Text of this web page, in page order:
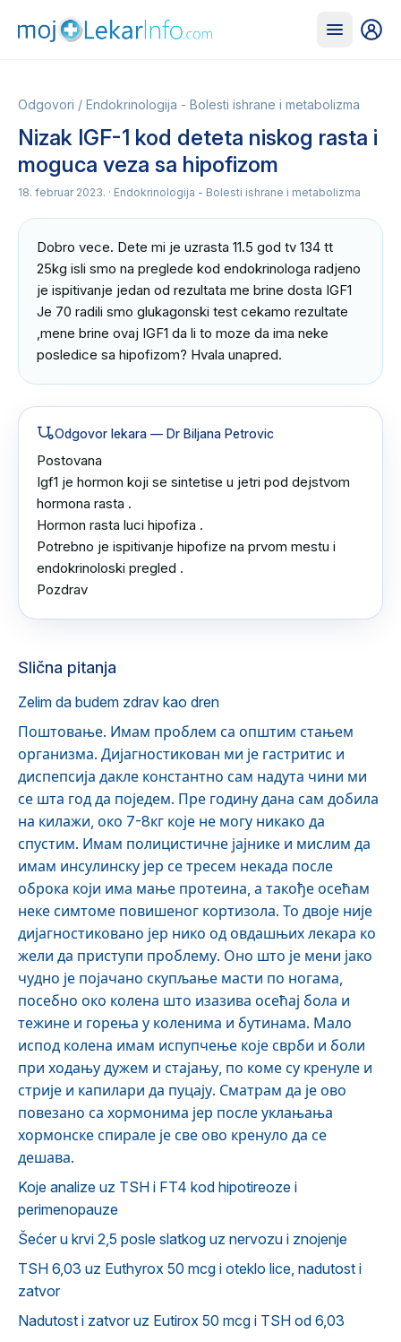
Odgovori / Endokrinologija - Bolesti ishrane i metabolizma
Nizak IGF-1 kod deteta niskog rasta i
moguca veza sa hipofizom
18. februar 2023. · Endokrinologija - Bolesti ishrane i metabolizma
Dobro vece. Dete mi je uzrasta 11.5 god tv 134 tt
25kg isli smo na preglede kod endokrinologa radjeno
je ispitivanje jedan od rezultata me brine dosta IGF1
Je 70 radili smo glukagonski test cekamo rezultate
,mene brine ovaj IGF1 da li to moze da ima neke
posledice sa hipofizom? Hvala unapred.
Odgovor lekara — Dr Biljana Petrovic
Postovana
Igf1 je hormon koji se sintetise u jetri pod dejstvom
hormona rasta .
Hormon rasta luci hipofiza .
Potrebno je ispitivanje hipofize na prvom mestu i
endokrinoloski pregled .
Pozdrav
Slična pitanja
Zelim da budem zdrav kao dren
Поштовање. Имам проблем са општим стањем
организма. Дијагностикован ми је гастритис и
диспепсија дакле константно сам надута чини ми
се шта год да поједем. Пре годину дана сам добила
на килажи, око 7-8кг које не могу никако да
спустим. Имам полицистичне јајнике и мислим да
имам инсулинску јер се тресем некада после
оброка који има мање протеина, а такође осећам
неке симтоме повишеног кортизола. То двоје није
дијагностиковано јер нико од овдашњих лекара ко
жели да приступи проблему. Оно што је мени јако
чудно је појачано скупљање масти по ногама,
посебно око колена што изазива осећај бола и
тежине и горења у коленима и бутинама. Мало
испод колена имам испупчење које сврби и боли
при ходању дужем и стајању, по коме су кренуле и
стрије и капилари да пуцају. Сматрам да је ово
повезано са хормонима јер после уклањања
хормонске спирале је све ово кренуло да се
дешава.
Koje analize uz TSH i FT4 kod hipotireoze i
perimenopauze
Šećer u krvi 2,5 posle slatkog uz nervozu i znojenje
TSH 6,03 uz Euthyrox 50 mcg i oteklo lice, nadutost i
zatvor
Nadutost i zatvor uz Eutirox 50 mcg i TSH od 6,03